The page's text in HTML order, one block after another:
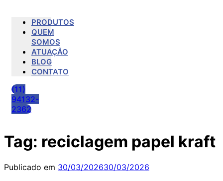
PRODUTOS
QUEM
SOMOS
ATUAÇÃO
BLOG
CONTATO
(11)
94132-
2362
Tag: reciclagem papel kraft
Publicado em 30/03/202630/03/2026